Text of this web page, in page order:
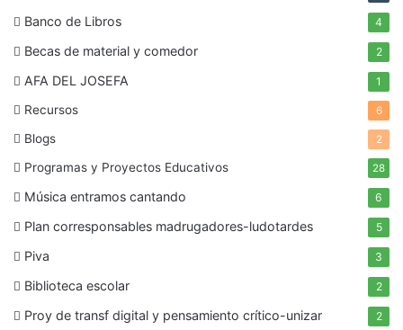
Banco de Libros 4
Becas de material y comedor 2
AFA DEL JOSEFA 1
Recursos 6
Blogs 2
Programas y Proyectos Educativos 28
Música entramos cantando 6
Plan corresponsables madrugadores-ludotardes 5
Piva 3
Biblioteca escolar 2
Proy de transf digital y pensamiento crítico-unizar 2